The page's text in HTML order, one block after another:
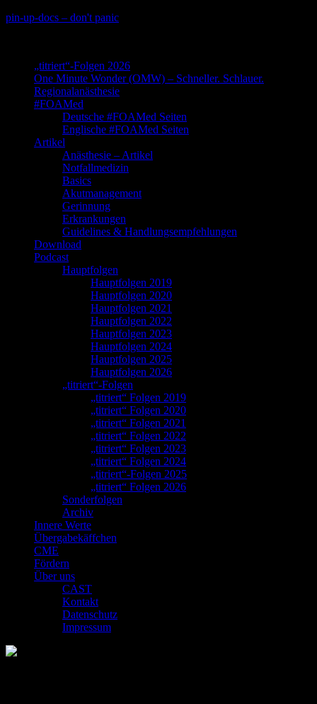
Skip
pin-up-docs – don't panic
„titriert“-Folgen 2026
One Minute Wonder (OMW) – Schneller. Schlauer.
Regionalanästhesie
#FOAMed
Deutsche #FOAMed Seiten
Englische #FOAMed Seiten
Artikel
Anästhesie – Artikel
Notfallmedizin
Basics
Akutmanagement
Gerinnung
Erkrankungen
Guidelines & Handlungsempfehlungen
Download
Podcast
Hauptfolgen
Hauptfolgen 2019
Hauptfolgen 2020
Hauptfolgen 2021
Hauptfolgen 2022
Hauptfolgen 2023
Hauptfolgen 2024
Hauptfolgen 2025
Hauptfolgen 2026
„titriert“-Folgen
„titriert“ Folgen 2019
„titriert“ Folgen 2020
„titriert“ Folgen 2021
„titriert“ Folgen 2022
„titriert“ Folgen 2023
„titriert“ Folgen 2024
„titriert“-Folgen 2025
„titriert“ Folgen 2026
Sonderfolgen
Archiv
Innere Werte
Übergabekäffchen
CME
Fördern
Über uns
CAST
Kontakt
Datenschutz
Impressum